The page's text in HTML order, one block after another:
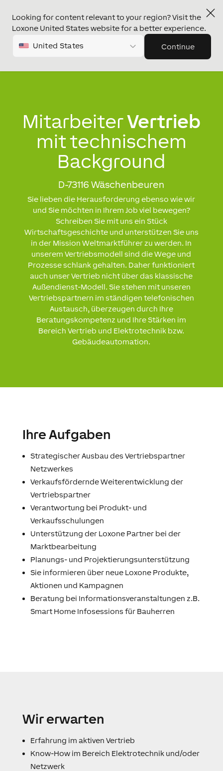
Looking for content relevant to your region? Visit the
Loxone United States website for a better experience.
United States Continue
MitarbeiterVertrieb
mit technischem
Background
D-73116 Wäschenbeuren
Sie lieben die Herausforderung ebenso wie wir
und Sie möchten in Ihrem Job viel bewegen?
Schreiben Sie mit uns ein Stück
Wirtschaftsgeschichte und unterstützen Sie uns
in der Mission Weltmarktführer zu werden. In
unserem Vertriebsmodell sind die Wege und
Prozesse schlank gehalten. Daher funktioniert
auch unser Vertrieb nicht über das klassische
Außendienst-Modell. Sie stehen mit unseren
Vertriebspartnern im ständigen telefonischen
Austausch, überzeugen durch Ihre
Beratungskompetenz und Ihre Stärken im
Bereich Vertrieb und Elektrotechnik bzw.
Gebäudeautomation.
Ihre Aufgaben
Strategischer Ausbau des Vertriebspartner
Netzwerkes
Verkaufsfördernde Weiterentwicklung der
Vertriebspartner
Verantwortung bei Produkt- und
Verkaufsschulungen
Unterstützung der Loxone Partner bei der
Marktbearbeitung
Planungs- und Projektierungsunterstützung
Sie informieren über neue Loxone Produkte,
Aktionen und Kampagnen
Beratung bei Informationsveranstaltungen z.B.
Smart Home Infosessions für Bauherren
Wir erwarten
Erfahrung im aktiven Vertrieb
Know-How im Bereich Elektrotechnik und/oder
Netzwerk